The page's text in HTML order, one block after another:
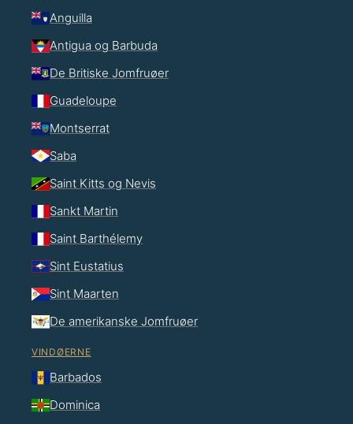
Anguilla
Antigua og Barbuda
De Britiske Jomfruøer
Guadeloupe
Montserrat
Saba
Saint Kitts og Nevis
Sankt Martin
Saint Barthélemy
Sint Eustatius
Sint Maarten
De amerikanske Jomfruøer
VINDØERNE
Barbados
Dominica